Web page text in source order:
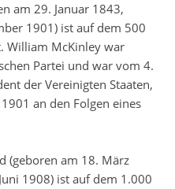
am 29. Januar 1843,
1901) ist auf dem 500
William McKinley war
Partei und war vom 4.
der Vereinigten Staaten,
an den Folgen eines
(geboren am 18. März
1908) ist auf dem 1.000